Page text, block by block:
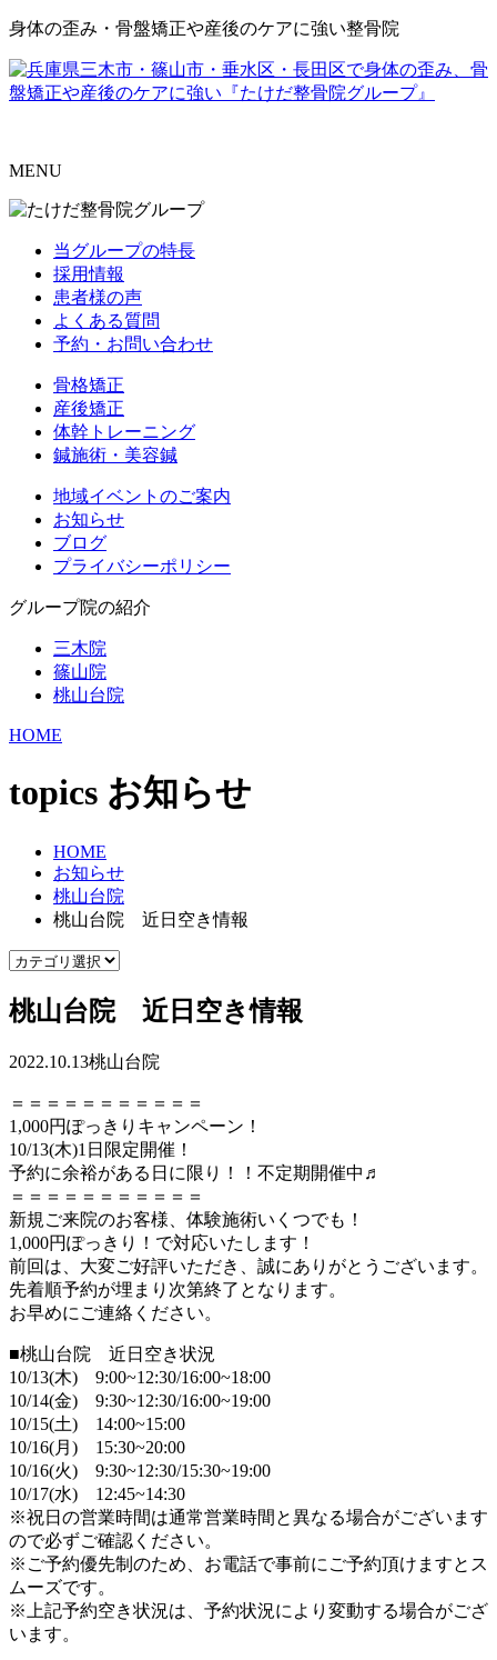
身体の歪み・骨盤矯正や産後のケアに強い整骨院
MENU
当グループの特長
採用情報
患者様の声
よくある質問
予約・お問い合わせ
骨格矯正
産後矯正
体幹トレーニング
鍼施術・美容鍼
地域イベントのご案内
お知らせ
ブログ
プライバシーポリシー
グループ院の紹介
三木院
篠山院
桃山台院
HOME
topics お知らせ
HOME
お知らせ
桃山台院
桃山台院 近日空き情報
桃山台院 近日空き情報
2022.10.13桃山台院
＝＝＝＝＝＝＝＝＝＝＝
1,000円ぽっきりキャンペーン！
10/13(木)1日限定開催！
予約に余裕がある日に限り！！不定期開催中♬
＝＝＝＝＝＝＝＝＝＝＝
新規ご来院のお客様、体験施術いくつでも！
1,000円ぽっきり！で対応いたします！
前回は、大変ご好評いただき、誠にありがとうございます。
先着順予約が埋まり次第終了となります。
お早めにご連絡ください。
■桃山台院 近日空き状況
10/13(木) 9:00~12:30/16:00~18:00
10/14(金) 9:30~12:30/16:00~19:00
10/15(土) 14:00~15:00
10/16(月) 15:30~20:00
10/16(火) 9:30~12:30/15:30~19:00
10/17(水) 12:45~14:30
※祝日の営業時間は通常営業時間と異なる場合がございます
ので必ずご確認ください。
※ご予約優先制のため、お電話で事前にご予約頂けますとス
ムーズです。
※上記予約空き状況は、予約状況により変動する場合がござ
います。